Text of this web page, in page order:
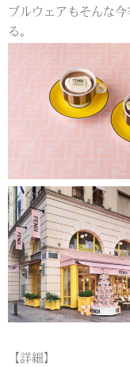
ブルウェアもそんな
る。
【詳細】